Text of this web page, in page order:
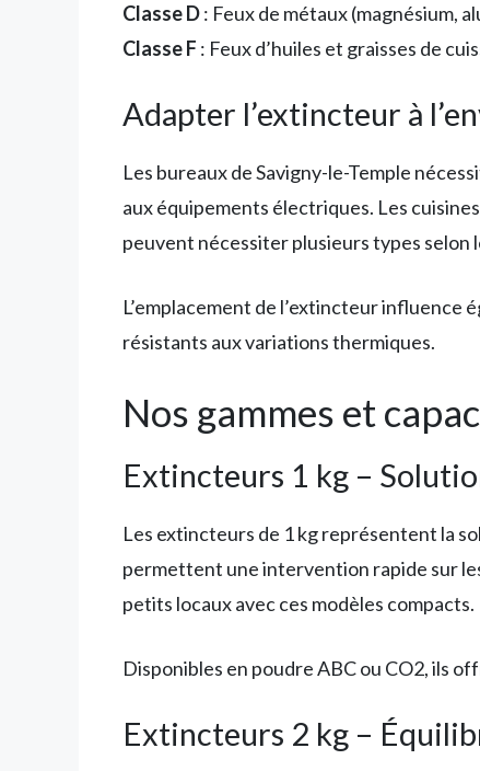
Classe D: Feux de métaux (magnésium,
Classe F : Feux d’huiles et graisses de
Adapter l’extincteur à
Les bureaux de Savigny-le-Temple
aux équipements électriques. Les
peuvent nécessiter plusieurs types selon
L’emplacement de l’extincteur
résistants aux variations thermiques.
Nos gammes et
Extincteurs 1 kg –
Les extincteurs de 1 kg représentent la
permettent une intervention rapide sur
petits locaux avec ces modèles compacts.
Disponibles en poudre ABC ou CO2, ils
Extincteurs 2 kg –